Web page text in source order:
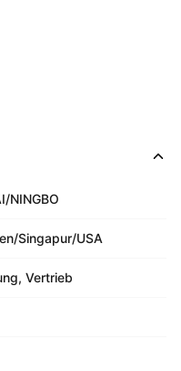
NINGBO
Singapur/USA
Vertrieb